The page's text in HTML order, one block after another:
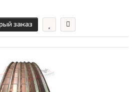
заказ